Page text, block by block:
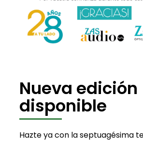
Nueva edición
disponible
Hazte ya con la septuagésima